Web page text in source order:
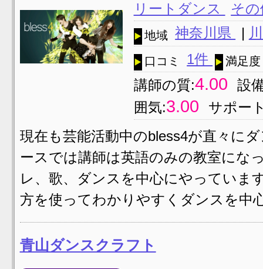
リートダンス
そ
地域 神奈川県 |
口コミ 1件 満足度
講師の質:4.00
設
囲気:3.00
サポー
現在も芸能活動中のbless4が直々に
ースでは講師は英語のみの教室にな
レ、歌、ダンスを中心にやっていま
方を使ってわかりやすくダンスを
青山ダンスクラフト